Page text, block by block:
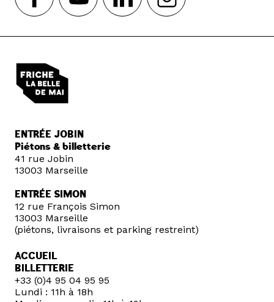
ENTRÉE JOBIN
Piétons & billetterie
41 rue Jobin
13003 Marseille
ENTRÉE SIMON
12 rue François Simon
13003 Marseille
(piétons, livraisons et parking restreint)
ACCUEIL
BILLETTERIE
+33 (0)4 95 04 95 95
Lundi : 11h à 18h